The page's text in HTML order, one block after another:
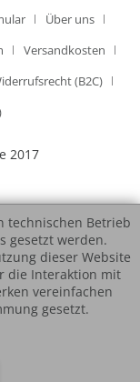
Über uns
Versandkosten
(B2C)
2017
technischen Betrieb
gesetzt werden.
dieser Website
die Interaktion mit
vereinfachen
gesetzt.